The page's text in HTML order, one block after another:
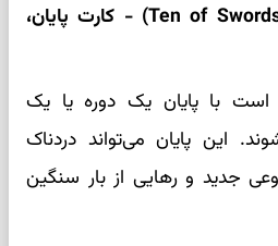
شهریور : ده شمشیر (Ten of Swords) - کارت پایان،
با پایان یک دوره یا یک
این پایان می‌تواند دردناک
جدید و رهایی از بار سنگین